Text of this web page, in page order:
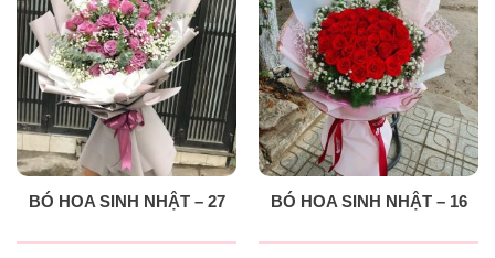
BÓ HOA SINH NHẬT – 27 BÓ HOA SINH NHẬT – 16